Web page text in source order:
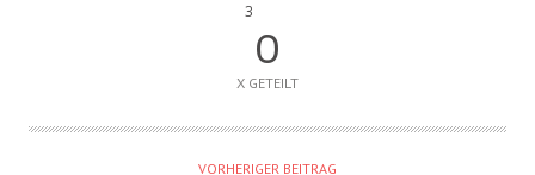
3
0
X GETEILT
VORHERIGER BEITRAG